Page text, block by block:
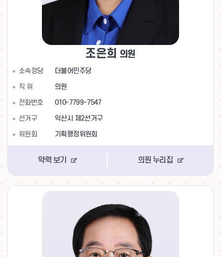
조은희 의원
소속정당 더불어민주당
직 위 의원
전화번호 010-7799-7547
선거구 익산시 제2선거구
위원회 기획행정위원회
약력 보기 의원 누리집